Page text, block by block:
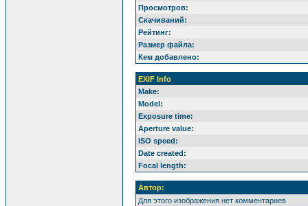
Просмотров:
Скачиваний:
Рейтинг:
Размер файла:
Кем добавлено:
EXIF Info
Make:
Model:
Exposure time:
Aperture value:
ISO speed:
Date created:
Focal length:
Автор:
Для этого изображения нет комментариев